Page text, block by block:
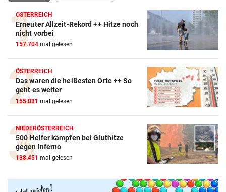
ÖSTERREICH
Erneuter Allzeit-Rekord ++ Hitze noch
nicht vorbei
157.704 mal gelesen
ÖSTERREICH
Das waren die heißesten Orte ++ So
geht es weiter
155.031 mal gelesen
NIEDERÖSTERREICH
500 Helfer kämpfen bei Gluthitze
gegen Inferno
138.451 mal gelesen